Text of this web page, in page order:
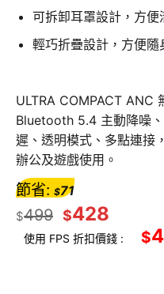
可拆卸耳罩設計，方便
輕巧折疊設計，方便隨
ULTRA COMPACT ANC
Bluetooth 5.4 主動降噪
遲、透明模式、多點連接
辦公及遊戲使用。
$499 $428
節省: $71
使用 FPS 折扣價錢 : $